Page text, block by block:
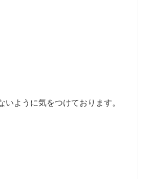
ように気をつけております。